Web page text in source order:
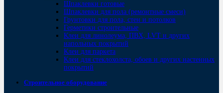
Шпаклевки готовые
Шпаклевки для пола (ремонтные смеси)
Грунтовки для пола, стен и потолков
Герметики строительные
Клеи для линолеума, ПВХ, LVT и других
напольных покрытий
Клеи для паркета
Клеи для стеклохолста, обоев и других настенных
покрытий
Строительное оборудование